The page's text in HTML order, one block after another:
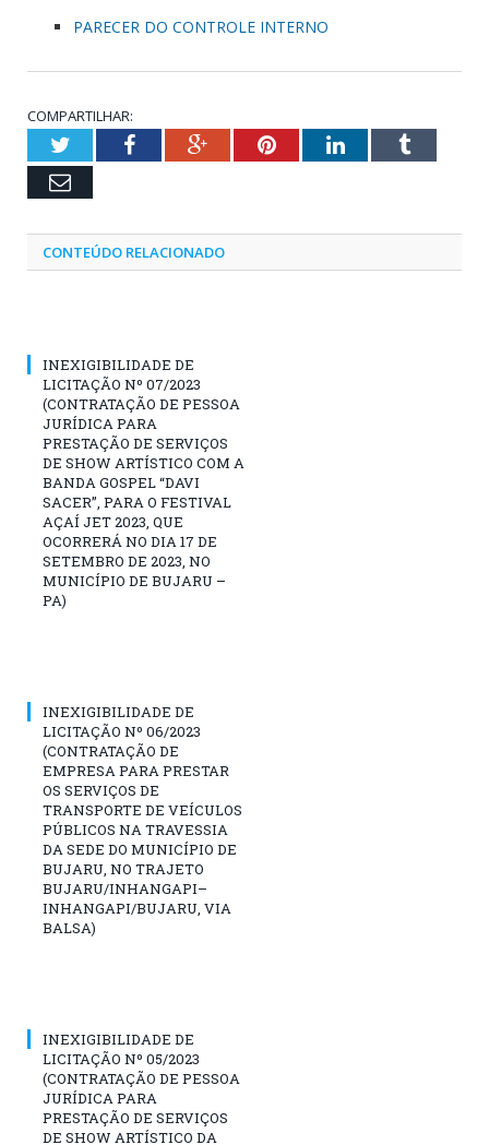
PARECER DO CONTROLE INTERNO
COMPARTILHAR:
TwitterFacebookGoogle+PinterestLinkedInTumblr
Email
CONTEÚDO RELACIONADO
INEXIGIBILIDADE DE
LICITAÇÃO Nº 07/2023
(CONTRATAÇÃO DE PESSOA
JURÍDICA PARA
PRESTAÇÃO DE SERVIÇOS
DE SHOW ARTÍSTICO COM A
BANDA GOSPEL “DAVI
SACER”, PARA O FESTIVAL
AÇAÍ JET 2023, QUE
OCORRERÁ NO DIA 17 DE
SETEMBRO DE 2023, NO
MUNICÍPIO DE BUJARU –
PA)
INEXIGIBILIDADE DE
LICITAÇÃO Nº 06/2023
(CONTRATAÇÃO DE
EMPRESA PARA PRESTAR
OS SERVIÇOS DE
TRANSPORTE DE VEÍCULOS
PÚBLICOS NA TRAVESSIA
DA SEDE DO MUNICÍPIO DE
BUJARU, NO TRAJETO
BUJARU/INHANGAPI–
INHANGAPI/BUJARU, VIA
BALSA)
INEXIGIBILIDADE DE
LICITAÇÃO Nº 05/2023
(CONTRATAÇÃO DE PESSOA
JURÍDICA PARA
PRESTAÇÃO DE SERVIÇOS
DE SHOW ARTÍSTICO DA